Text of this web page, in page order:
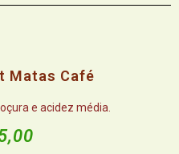
Matas Café
e acidez média.